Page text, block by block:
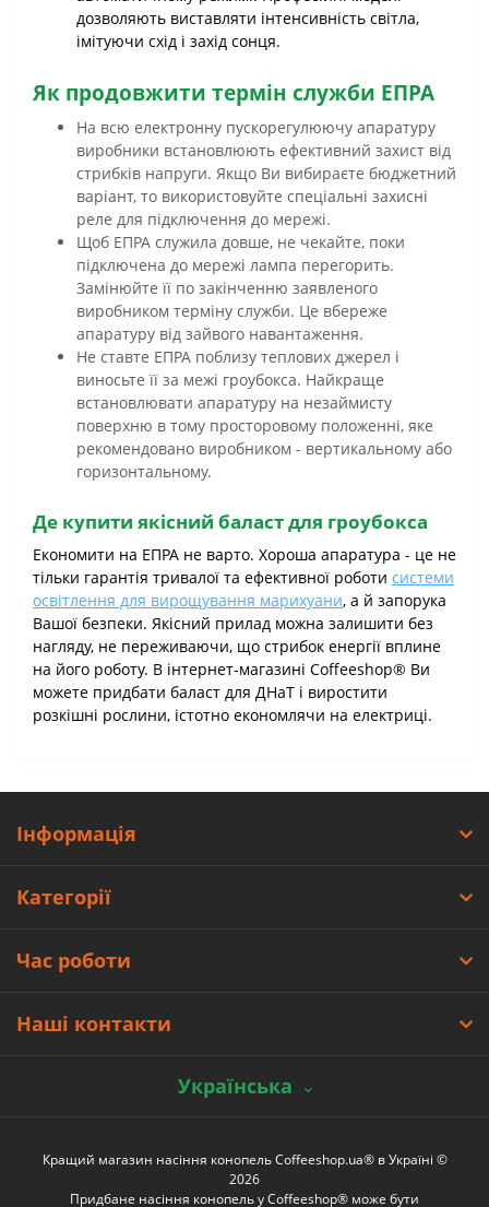
дозволяють виставляти інтенсивність світла,
імітуючи схід і захід сонця.
Як продовжити термін служби ЕПРА
На всю електронну пускорегулюючу апаратуру
виробники встановлюють ефективний захист від
стрибків напруги. Якщо Ви вибираєте бюджетний
варіант, то використовуйте спеціальні захисні
реле для підключення до мережі.
Щоб ЕПРА служила довше, не чекайте, поки
підключена до мережі лампа перегорить.
Замінюйте її по закінченню заявленого
виробником терміну служби. Це вбереже
апаратуру від зайвого навантаження.
Не ставте ЕПРА поблизу теплових джерел і
виносьте її за межі гроубокса. Найкраще
встановлювати апаратуру на незаймисту
поверхню в тому просторовому положенні, яке
рекомендовано виробником - вертикальному або
горизонтальному.
Де купити якісний баласт для гроубокса
Економити на ЕПРА не варто. Хороша апаратура - це не
тільки гарантія тривалої та ефективної роботи системи
освітлення для вирощування марихуани, а й запорука
Вашої безпеки. Якісний прилад можна залишити без
нагляду, не переживаючи, що стрибок енергії вплине
на його роботу. В інтернет-магазині Coffeeshop® Ви
можете придбати баласт для ДНаТ і виростити
розкішні рослини, істотно економлячи на електриці.
Інформація
Категорії
Час роботи
Наші контакти
Українська
Кращий магазин насіння конопель Coffeeshop.ua® в Україні ©
2026
Придбане насіння конопель у Coffeeshop® може бути